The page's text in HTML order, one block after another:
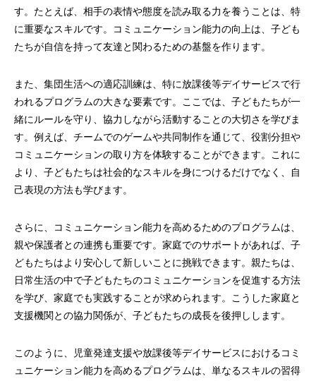
す。たとえば、相手の表情や態度を読み取る力を養うことは、特
に重要なスキルです。コミュニケーション能力の向上は、子ども
たちが自信を持って友達と関わるための基盤を作ります。
また、集団生活への適応訓練は、特に放課後等デイサービスで行
われるプログラムの大きな要素です。ここでは、子どもたちが一
緒にルールを守り、協力しながら活動することの大切さを学びま
す。例えば、チームでのゲームや共同制作を通じて、役割分担や
コミュニケーションの取り方を体験することができます。これに
より、子どもたちは社会的なスキルを身につけるだけでなく、自
己表現の方法も学びます。
さらに、コミュニケーション能力を高めるためのプログラムは、
親や保護者との連携も重要です。家庭でのサポートがあれば、子
どもたちはより安心して新しいことに挑戦できます。親たちは、
日常生活の中で子どもたちのコミュニケーションを促進する方法
を学び、家庭でも実践することが求められます。こうした家庭と
支援機関との協力関係が、子どもたちの成長を後押しします。
このように、児童発達支援や放課後等デイサービスにおけるコミ
ュニケーション能力を高めるプログラムは、単なるスキルの習得